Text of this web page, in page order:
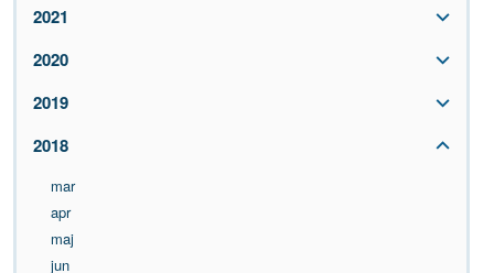
2021
2020
2019
2018
mar
apr
maj
jun